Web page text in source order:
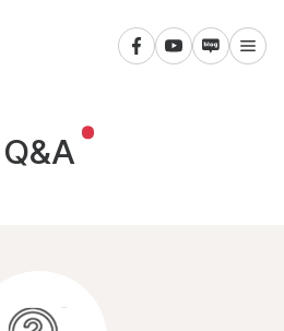
Q&A